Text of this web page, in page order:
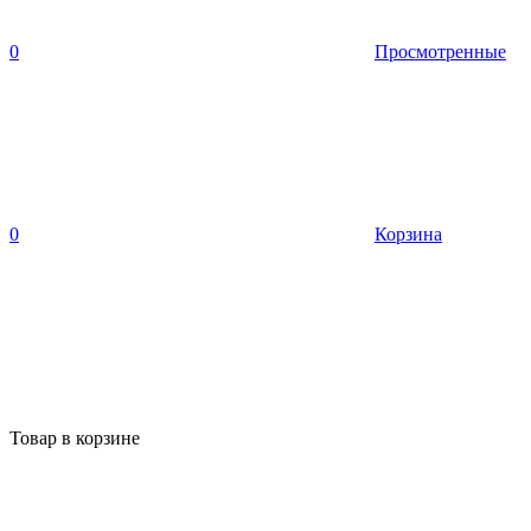
0 Просмотренные
0 Корзина
Товар в корзине